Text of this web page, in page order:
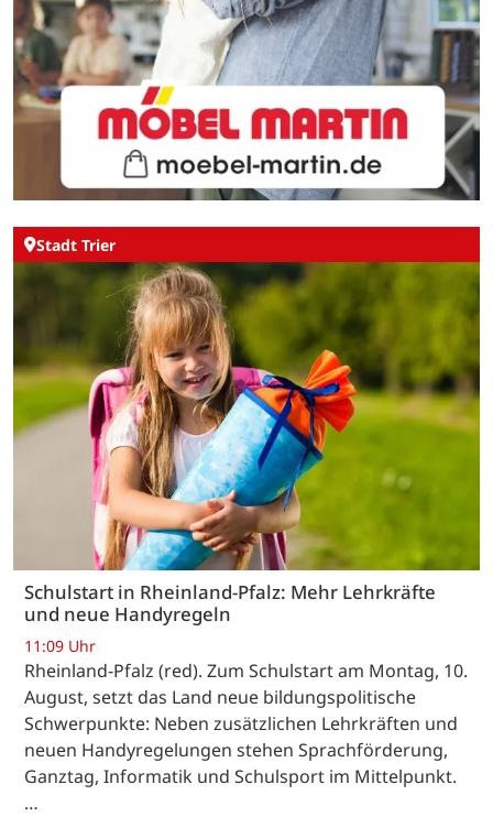
Stadt Trier
Schulstart in Rheinland-Pfalz: Mehr Lehrkräfte
und neue Handyregeln
11:09 Uhr
Rheinland-Pfalz (red). Zum Schulstart am Montag, 10.
August, setzt das Land neue bildungspolitische
Schwerpunkte: Neben zusätzlichen Lehrkräften und
neuen Handyregelungen stehen Sprachförderung,
Ganztag, Informatik und Schulsport im Mittelpunkt.
…